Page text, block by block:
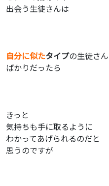
出会う生徒さんは
自分に似たタイプの生徒さん
ばかりだったら
きっと
気持ちも手に取るように
わかってあげられるのだと
思うのですが